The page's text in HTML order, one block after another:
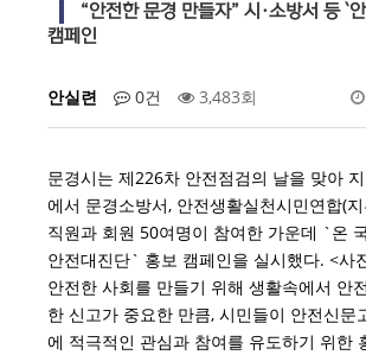
“안전한 문경 만들자” 시·소방서 등 `
캠페인
안실련 0건 3,483회
문경시는 제226차 안전점검의 날을 맞아
에서 문경소방서, 안전생활실천시민연합(
직원과 회원 50여명이 참여한 가운데 `온
안전대진단` 홍보 캠페인을 실시했다. <사
안전한 사회를 만들기 위해 생활속에서 안
한 신고가 중요한 만큼, 시민들이 안전신문
에 적극적인 관심과 참여를 유도하기 위한